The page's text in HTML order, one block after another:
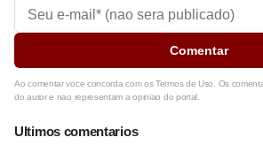
Comentar
Ao comentar voce concorda com os Termos de Uso. Os
do autor e nao representam a opiniao do portal.
Ultimos comentarios